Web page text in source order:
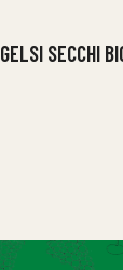
GELSI SECCHI